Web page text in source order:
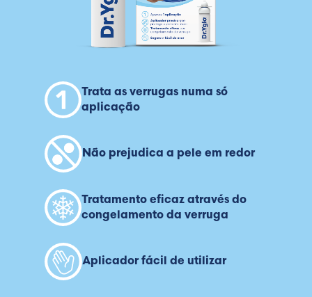
Trata as verrugas numa só
aplicação
Não prejudica a pele em redor
Tratamento eficaz através do
congelamento da verruga
Aplicador fácil de utilizar